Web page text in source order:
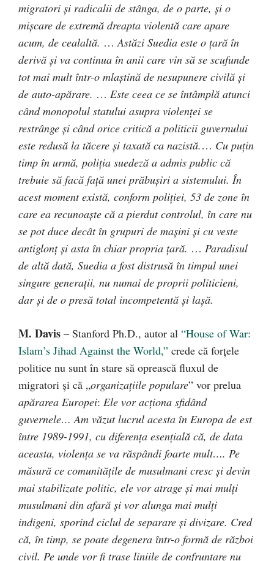
migratori şi radicalii de stânga, de o parte, şi o
mişcare de extremă dreapta violentă care apare
acum, de cealaltă. …Astăzi Suedia este o ţară în
derivă şi va continua în anii care vin să se scufunde
tot mai mult într-o mlaştină de nesupunere civilă şi
de auto-apărare. … Este ceea ce se întâmplă atunci
când monopolul statului asupra violenţei se
restrânge şi când orice critică a politicii guvernului
este redusă la tăcere şi taxată ca nazistă.… Cu puţin
timp în urmă, poliţia suedeză a admis public că
trebuie să facă faţă unei prăbuşiri a sistemului. În
acest moment există, conform poliţiei, 53 de zone în
care ea recunoaşte că a pierdut controlul, în care nu
se pot duce decât în grupuri de maşini şi cu veste
antiglonţ şi asta în chiar propria ţară. … Paradisul
de altă dată, Suedia a fost distrusă în timpul unei
singure generaţii, nu numai de proprii politicieni,
dar şi de o presă total incompetentă şi laşă.
M. Davis – Stanford Ph.D., autor al “House of War:
Islam’s Jihad Against the World,” crede că forţele
politice nu sunt în stare să oprească fluxul de
migratori şi că „organizaţiile populare” vor prelua
apărarea Europei: Ele vor acţiona sfidând
guvernele… Am văzut lucrul acesta în Europa de est
între 1989-1991, cu diferenţa esenţială că, de data
aceasta, violenţa se va răspândi foarte mult…. Pe
măsură ce comunităţile de musulmani cresc şi devin
mai stabilizate politic, ele vor atrage şi mai mulţi
musulmani din afară şi vor alunga mai mulţi
indigeni, sporind ciclul de separare şi divizare. Cred
că, în timp, se poate degenera într-o formă de război
civil. Pe unde vor fi trase liniile de confruntare nu